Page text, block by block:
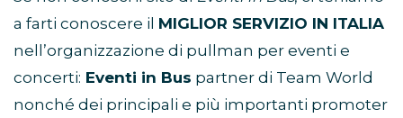
a farti conoscere il MIGLIOR SERVIZIO IN ITALIA
nell’organizzazione di pullman per eventi e
concerti: Eventi in Bus partner di Team World
nonché dei principali e più importanti promoter